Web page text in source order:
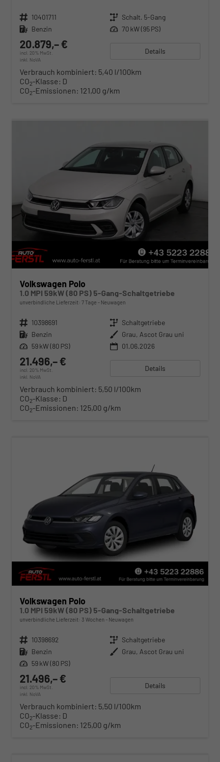
Fahrzeugnr. 10401711 Getriebe Schalt. 5-Gang
Kraftstoff Benzin Leistung 70 kW (95 PS)
20.879,– €
incl. 20% MwSt.
inkl. NoVA
Details
Verbrauch kombiniert: 5,40 l/100km
CO2-Klasse: D
CO2-Emissionen: 121,00 g/km
Volkswagen Polo
1.0 MPI 59kW (80 PS) 5-Gang-Schaltgetriebe
unverbindliche Lieferzeit: 7 Tage Neuwagen
Fahrzeugnr. 10398691 Getriebe Schaltgetriebe
Kraftstoff Benzin Außenfarbe Grau, Ascot Grau uni
Leistung 59 kW (80 PS) 01.06.2026
21.496,– €
incl. 20% MwSt.
inkl. NoVA
Details
Verbrauch kombiniert: 5,50 l/100km
CO2-Klasse: D
CO2-Emissionen: 125,00 g/km
Volkswagen Polo
1.0 MPI 59kW (80 PS) 5-Gang-Schaltgetriebe
unverbindliche Lieferzeit: 3 Wochen Neuwagen
Fahrzeugnr. 10398692 Getriebe Schaltgetriebe
Kraftstoff Benzin Außenfarbe Grau, Ascot Grau uni
Leistung 59 kW (80 PS)
21.496,– €
incl. 20% MwSt.
inkl. NoVA
Details
Verbrauch kombiniert: 5,50 l/100km
CO2-Klasse: D
CO2-Emissionen: 125,00 g/km